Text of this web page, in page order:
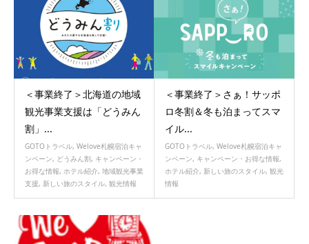
＜事業終了＞北海道の地域
観光事業支援は「どうみん
割」...
GOTOトラベル, Welove札幌宿泊キャ
ンペーン, どうみん割, キャンペーン・
お得な情報, ホテル紹介, 地域観光事業
支援, 新しい旅のスタイル, 観光情報
＜事業終了＞さぁ！サッポ
ロ冬割＆冬も泊まってスマ
イル...
GOTOトラベル, Welove札幌宿泊キャ
ンペーン, キャンペーン・お得な情報,
ホテル紹介, 新しい旅のスタイル, 観光
情報